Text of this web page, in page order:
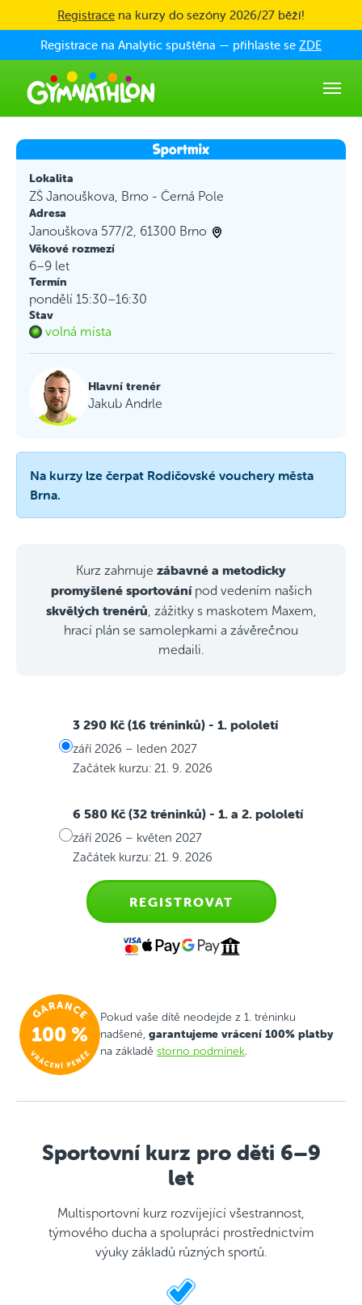
Skip to main content
Registrace na kurzy do sezóny 2026/27 běží!
Registrace na Analytic spuštěna — přihlaste se ZDE
Lokalita
ZŠ Janouškova, Brno - Černá Pole
Adresa
Janouškova 577/2, 61300 Brno
Věkové rozmezí
6–9 let
Termín
pondělí 15:30–16:30
Stav
volná místa
Hlavní trenér
Jakub Andrle
Na kurzy lze čerpat Rodičovské vouchery města
Brna.
Kurz zahrnuje zábavné a metodicky
promyšlené sportovánípod vedením našich
skvělých trenérů , zážitky s maskotem Maxem,
hrací plán se samolepkami a závěrečnou
medaili.
3 290 Kč (16 tréninků) - 1. pololetí
září 2026 – leden 2027
Začátek kurzu: 21. 9. 2026
6 580 Kč (32 tréninků) - 1. a 2. pololetí
září 2026 – květen 2027
Začátek kurzu: 21. 9. 2026
REGISTROVAT
Pokud vaše dítě neodejde z 1. tréninku
nadšené, garantujeme vrácení 100% platby
na základě storno podmínek.
Sportovní kurz pro děti 6–9
let
Multisportovní kurz rozvíjející všestrannost,
týmového ducha a spolupráci prostřednictvím
výuky základů různých sportů.